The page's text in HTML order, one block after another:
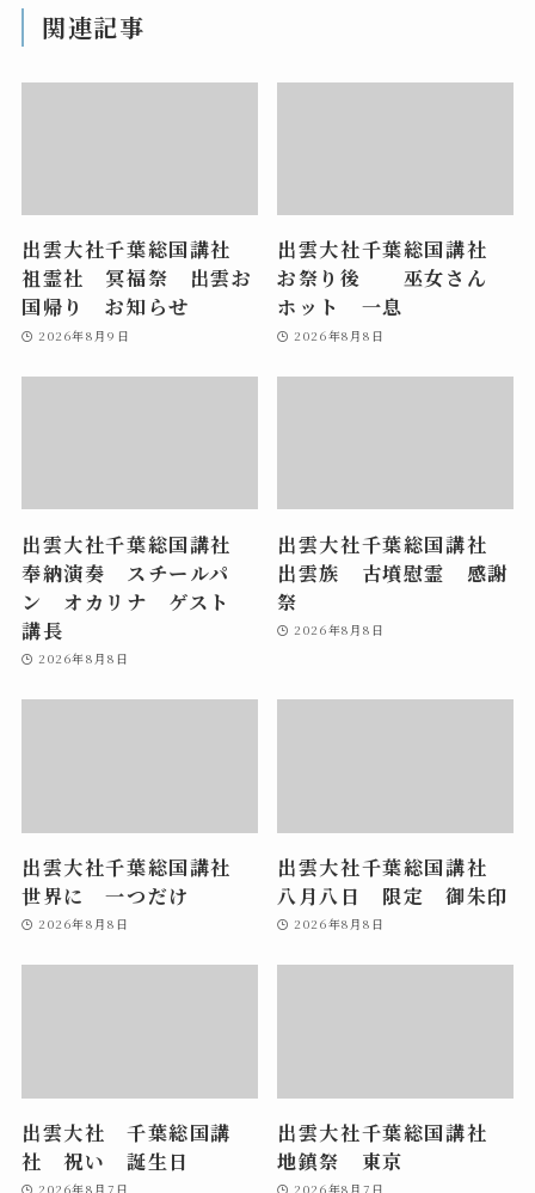
関連記事
出雲大社千葉総国講社
祖霊社 冥福祭 出雲お
国帰り お知らせ
2026年8月9日
出雲大社千葉総国講社
お祭り後 巫女さん
ホット 一息
2026年8月8日
出雲大社千葉総国講社
奉納演奏 スチールパ
ン オカリナ ゲスト
講長
2026年8月8日
出雲大社千葉総国講社
出雲族 古墳慰霊 感謝
祭
2026年8月8日
出雲大社千葉総国講社
世界に 一つだけ
2026年8月8日
出雲大社千葉総国講社
八月八日 限定 御朱印
2026年8月8日
出雲大社 千葉総国講
社 祝い 誕生日
2026年8月7日
出雲大社千葉総国講社
地鎮祭 東京
2026年8月7日